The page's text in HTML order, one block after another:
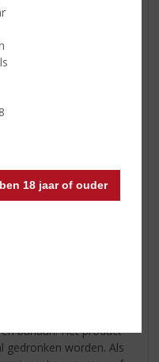
18 jaar of ouder
banaan. Het product
gedronken worden. Als